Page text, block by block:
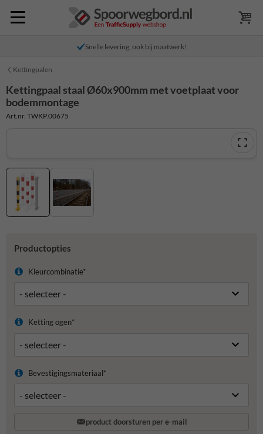
Snelle levering, ook bij maatwerk!
Kettingpalen
Kettingpaal staal Ø60x900mm met voetplaat voor
bodemmontage
Art.nr. TWKP.00675
Productopties
Kleurcombinatie*
Ketting ogen*
Bevestigingsmateriaal*
product doorsturen per e-mail